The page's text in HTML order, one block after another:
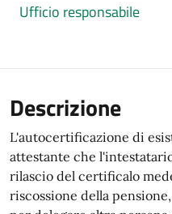
Ufficio responsabile
Descrizione
L'autocertificazione di
attestante che
rilascio del certificalo
riscossione della